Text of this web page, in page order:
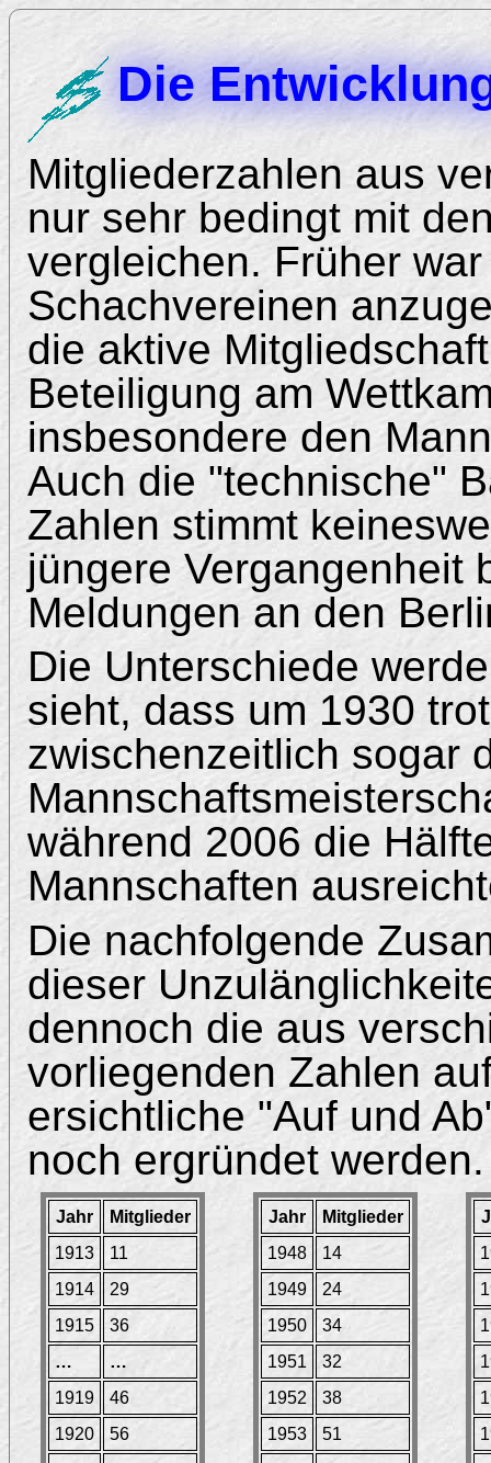
Die
Mitgliederzahlen aus
nur sehr bedingt mit
vergleichen. Früher
Schachvereinen
die aktive
Beteiligung am
insbesondere den
Auch die "technische"
Zahlen stimmt
jüngere Vergangenheit
Meldungen an den
Die Unterschiede
sieht, dass um 1930
zwischenzeitlich sogar
während 2006 die
Mannschaften
Die nachfolgende
dieser
dennoch die aus
vorliegenden Zahlen
ersichtliche "Auf und
noch ergründet werden.
Jahr
Mitglieder
1913
11
1914
29
1915
36
…
…
1919
46
1920
56
Jahr
Mitglieder
1948
14
1949
24
1950
34
1951
32
1952
38
1953
51